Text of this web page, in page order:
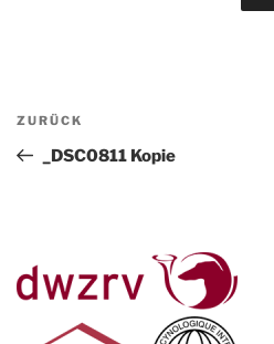
Beitragsnavigation
Vorheriger
Beitrag
ZURÜCK
_DSC0811 Kopie